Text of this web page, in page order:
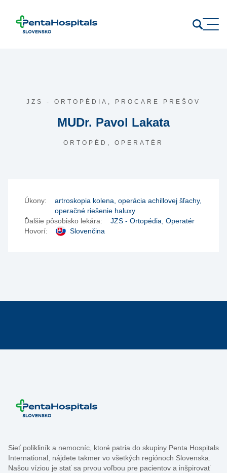
JZS - ORTOPÉDIA, PROCARE PREŠOV
MUDr. Pavol Lakata
ORTOPÉD, OPERATÉR
Úkony:
artroskopia kolena, operácia achillovej šľachy,
operačné riešenie haluxy
Ďalšie pôsobisko lekára:
JZS - Ortopédia, Operatér
Hovorí:
Slovenčina
Sieť polikliník a nemocníc, ktoré patria do skupiny Penta Hospitals
International, nájdete takmer vo všetkých regiónoch Slovenska.
Našou víziou je stať sa prvou voľbou pre pacientov a inšpirovať